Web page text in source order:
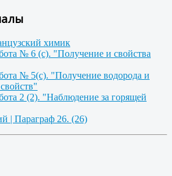
химик
№ 6 (с). "Получение и свойства
№ 5(с). "Получение водорода и
2 (2). "Наблюдение за горящей
| Параграф 26. (26)